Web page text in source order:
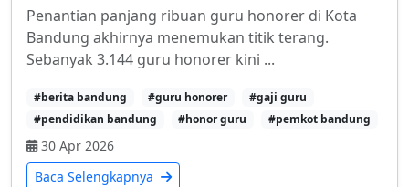
Penantian panjang ribuan guru honorer di Kota
Bandung akhirnya menemukan titik terang.
Sebanyak 3.144 guru honorer kini ...
#berita bandung #guru honorer
#gaji guru
#pendidikan bandung
#honor guru #pemkot bandung
30 Apr 2026
Baca Selengkapnya